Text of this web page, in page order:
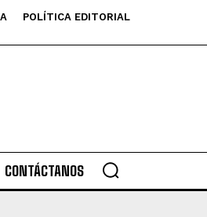
POLÍTICA EDITORIAL
CONTÁCTANOS